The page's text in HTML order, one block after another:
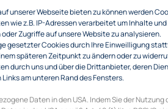
unserer Webseite bieten zu können werden
wie z.B. IP-Adressen verarbeitet um Inhalte
Zugriffe auf unsere Website zu analysieren.
gesetzter Cookies durch Ihre Einweilligung
späteren Zeitpunkt zu ändern oder zu
durch uns und über die Drittanbieter, deren
am unteren Rand des Fensters.
Daten in den USA. Indem Sie der